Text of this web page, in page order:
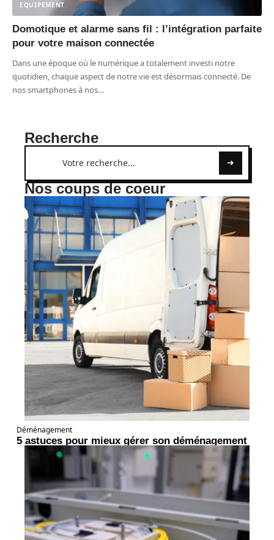
EQUIPEMENT
Domotique et alarme sans fil : l’intégration parfaite
pour votre maison connectée
Dans une époque où le numérique a totalement investi notre
quotidien, chaque aspect de notre vie est désormais connecté. De
nos smartphones à nos…
Recherche
Nos coups de coeur
Déménagement
5 astuces pour mieux gérer son déménagement